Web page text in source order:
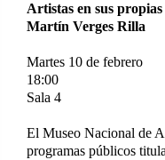
Artistas en sus
Martín Verges Rilla
Martes 10 de febrero
18:00
Sala 4
El Museo Nacional de
programas públicos